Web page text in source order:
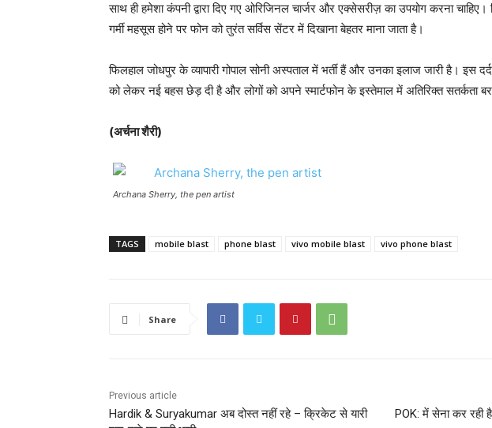
साथ ही हमेशा कंपनी द्वारा दिए गए ओरिजिनल चार्जर और एक्सेसरीज़ का उपयोग करना चाहिए।
गर्मी महसूस होने पर फोन को तुरंत सर्विस सेंटर में दिखाना बेहतर माना जाता है।
फिलहाल जोधपुर के व्यापारी गोपाल सोनी अस्पताल में भर्ती हैं और उनका इलाज जारी है। इस
को लेकर नई बहस छेड़ दी है और लोगों को अपने स्मार्टफोन के इस्तेमाल में अतिरिक्त सतर्कता
(अर्चना शैरी)
Archana Sherry, the pen artist
TAGS mobile blast phone blast vivo mobile blast vivo phone blast
Share
Previous article
Hardik & Suryakumar अब दोस्त नहीं रहे – क्रिकेट से यारी
POK: में सेना कर रही